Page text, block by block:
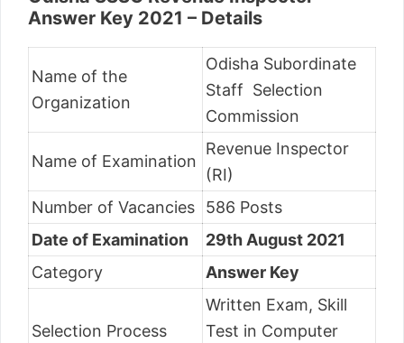
Answer Key 2021 – Details
Name of the
Organization
Odisha Subordinate
Staff Selection
Commission
Name of Examination
Revenue Inspector
(RI)
Number of Vacancies
586 Posts
Date of Examination
29th August 2021
Category
Answer Key
Selection Process
Written Exam, Skill
Test in Computer